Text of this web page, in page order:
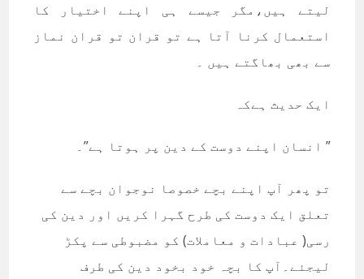
لیتے ہیں،مگر جیسے ہی اپنے اختیار کا
استعمال کرنا آتا ہے تو قران تو قران نماز
سے بھی بھاگتے ہیں ۔
ایک حدیث ہےکہ
” انسان اپنے دوست کے دین پر ہوتا ہے”۔
تو پھر آپ اپنے بچے خصوصا نوجوان بچے سے
تعلق ایک دوست کی طرح گہرا کریں اور دین کی
رسی( عبادات و معاملات) کو مضبوطی سے پکڑ
لیجئے۔آپ کا بچہ خود بخود دین کی طرف